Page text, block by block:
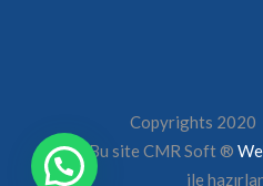
Copyrights 2020
Bu site CMR Soft ®️
ile